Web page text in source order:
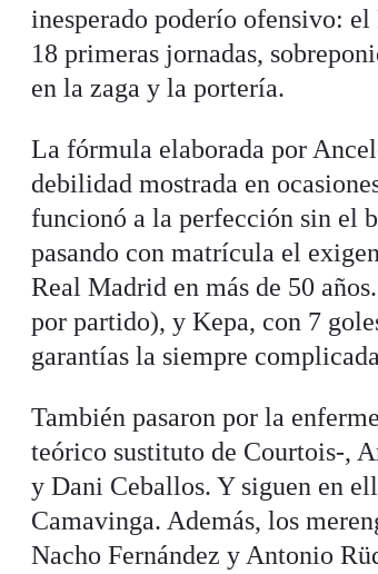
inesperado poderío ofensivo:
18 primeras jornadas,
en la zaga y la portería.
La fórmula elaborada por
debilidad mostrada en
funcionó a la perfección sin el
pasando con matrícula el
Real Madrid en más de 50
por partido), y Kepa, con 7
garantías la siempre
También pasaron por la
teórico sustituto de Courtois-,
y Dani Ceballos. Y siguen en
Camavinga. Además, los
Nacho Fernández y Antonio